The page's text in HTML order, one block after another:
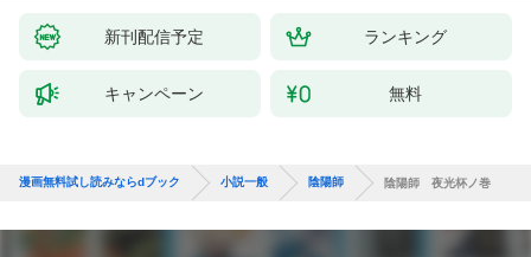
新刊配信予定 ランキング
キャンペーン 無料
漫画無料試し読みならdブック 小説一般 陰陽師 陰陽師 夜光杯ノ巻